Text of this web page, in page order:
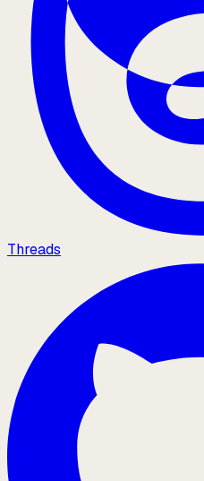
Threads